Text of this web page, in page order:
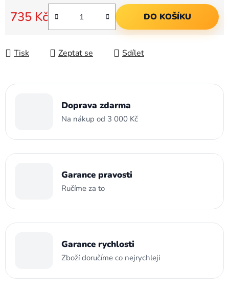
735 Kč
Měrná cena:
DO KOŠÍKU
Tisk Zeptat se Sdílet
Doprava zdarma
Na nákup od 3 000 Kč
Garance pravosti
Ručíme za to
Garance rychlosti
Zboží doručíme co nejrychleji